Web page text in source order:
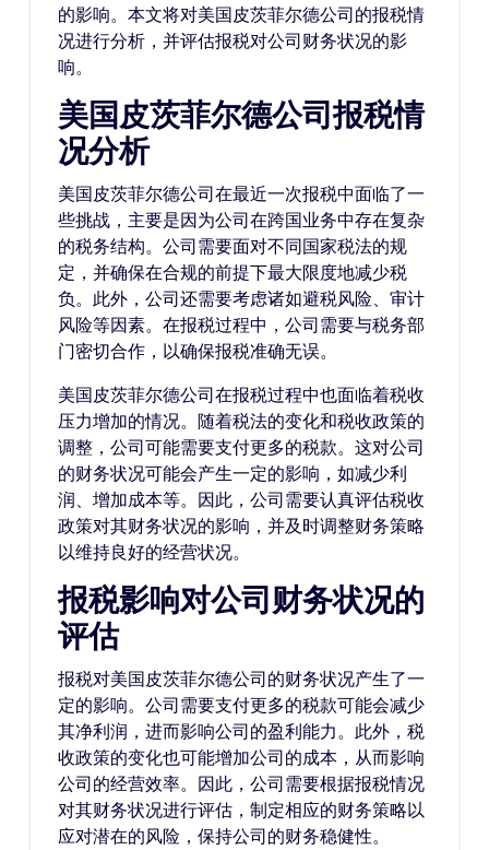
的影响。本文将对美国皮茨菲尔德公司的报税情
况进行分析，并评估报税对公司财务状况的影
响。
美国皮茨菲尔德公司报税情
况分析
美国皮茨菲尔德公司在最近一次报税中面临了一
些挑战，主要是因为公司在跨国业务中存在复杂
的税务结构。公司需要面对不同国家税法的规
定，并确保在合规的前提下最大限度地减少税
负。此外，公司还需要考虑诸如避税风险、审计
风险等因素。在报税过程中，公司需要与税务部
门密切合作，以确保报税准确无误。
美国皮茨菲尔德公司在报税过程中也面临着税收
压力增加的情况。随着税法的变化和税收政策的
调整，公司可能需要支付更多的税款。这对公司
的财务状况可能会产生一定的影响，如减少利
润、增加成本等。因此，公司需要认真评估税收
政策对其财务状况的影响，并及时调整财务策略
以维持良好的经营状况。
报税影响对公司财务状况的
评估
报税对美国皮茨菲尔德公司的财务状况产生了一
定的影响。公司需要支付更多的税款可能会减少
其净利润，进而影响公司的盈利能力。此外，税
收政策的变化也可能增加公司的成本，从而影响
公司的经营效率。因此，公司需要根据报税情况
对其财务状况进行评估，制定相应的财务策略以
应对潜在的风险，保持公司的财务稳健性。